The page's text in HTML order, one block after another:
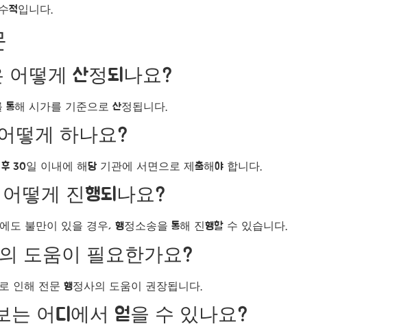
적입니다.
어떻게 산정되나요?
통해 시가를 기준으로 산정됩니다.
떻게 하나요?
30일 이내에 해당 기관에 서면으로 제출해야 합니다.
떻게 진행되나요?
도 불만이 있을 경우, 행정소송을 통해 진행할 수 있습니다.
도움이 필요한가요?
인해 전문 행정사의 도움이 권장됩니다.
는 어디에서 얻을 수 있나요?